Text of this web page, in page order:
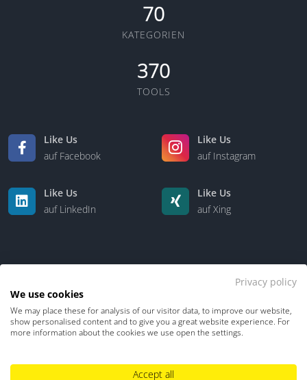
70
KATEGORIEN
370
TOOLS
Like Us
auf Facebook
Like Us
auf Instagram
Like Us
auf LinkedIn
Like Us
auf Xing
Kontakt Über uns
Impressum
Privacy policy
We use cookies
We may place these for analysis of our visitor data, to improve our website,
show personalised content and to give you a great website experience. For
more information about the cookies we use open the settings.
Accept all